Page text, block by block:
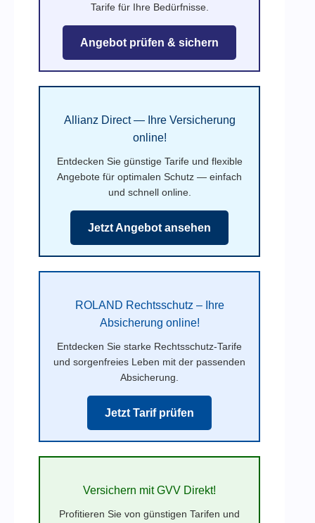
Tarife für Ihre Bedürfnisse.
Angebot prüfen & sichern
Allianz Direct — Ihre Versicherung
online!
Entdecken Sie günstige Tarife und flexible
Angebote für optimalen Schutz — einfach
und schnell online.
Jetzt Angebot ansehen
ROLAND Rechtsschutz – Ihre
Absicherung online!
Entdecken Sie starke Rechtsschutz-Tarife
und sorgenfreies Leben mit der passenden
Absicherung.
Jetzt Tarif prüfen
Versichern mit GVV Direkt!
Profitieren Sie von günstigen Tarifen und